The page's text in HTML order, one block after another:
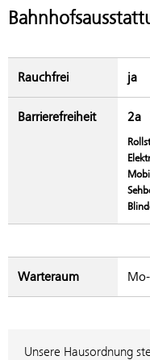
Rauchfrei ja
Barrierefreiheit 2a
Warteraum
Unsere Hausordnung